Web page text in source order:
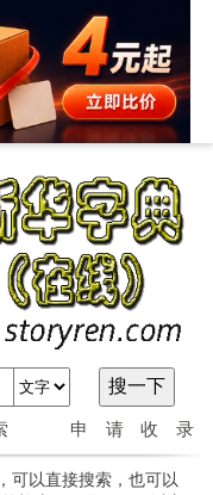
申请收录
可以直接搜索，也可以